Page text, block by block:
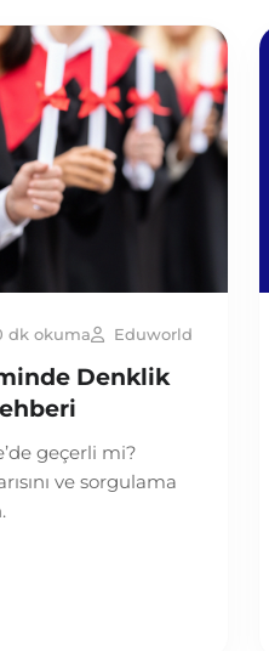
dk okuma Eduworld
Denklik
geçerli mi?
ve sorgulama